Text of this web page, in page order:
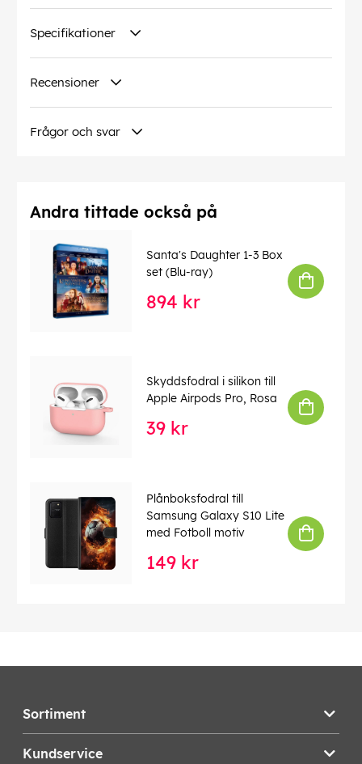
Specifikationer
Recensioner
Frågor och svar
Andra tittade också på
Santa's Daughter 1-3 Box
set (Blu-ray)
894 kr
Skyddsfodral i silikon till
Apple Airpods Pro, Rosa
39 kr
Plånboksfodral till
Samsung Galaxy S10 Lite
med Fotboll motiv
149 kr
Sortiment
Kundservice